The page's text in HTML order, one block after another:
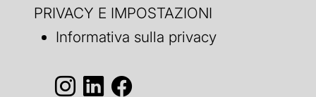
PRIVACY E IMPOSTAZIONI
Informativa sulla privacy